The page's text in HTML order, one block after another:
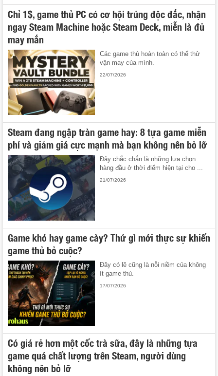
Chỉ 1$, game thủ PC có cơ hội trúng độc đắc, nhận
ngay Steam Machine hoặc Steam Deck, miễn là đủ
may mắn
Các game thủ hoàn toàn có thể thử
vận may của mình.
22/07/2026
Steam đang ngập tràn game hay: 8 tựa game miễn
phí và giảm giá cực mạnh mà bạn không nên bỏ lỡ
Đây chắc chắn là những lựa chọn
hàng đầu ở thời điểm hiện tại cho ...
21/07/2026
Game khó hay game cày? Thứ gì mới thực sự khiến
game thủ bỏ cuộc?
Đây có lẽ cũng là nỗi niềm của không
ít game thủ.
17/07/2026
Có giá rẻ hơn một cốc trà sữa, đây là những tựa
game quá chất lượng trên Steam, người dùng
không nên bỏ lỡ